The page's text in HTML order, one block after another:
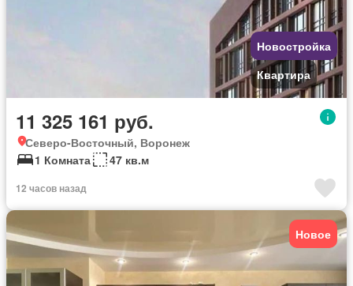
Новостройка
Квартира
11 325 161 руб.
Северо-Восточный, Воронеж
1 Комната
47 кв.м
12 часов назад
Новое